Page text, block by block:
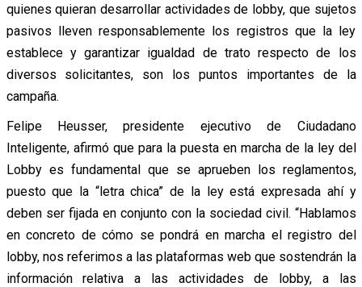
quienes quieran desarrollar actividades de lobby, que sujetos
pasivos lleven responsablemente los registros que la ley
establece y garantizar igualdad de trato respecto de los
diversos solicitantes, son los puntos importantes de la
campaña.
Felipe Heusser, presidente ejecutivo de Ciudadano
Inteligente, afirmó que para la puesta en marcha de la ley del
Lobby es fundamental que se aprueben los reglamentos,
puesto que la “letra chica” de la ley está expresada ahí y
deben ser fijada en conjunto con la sociedad civil. “Hablamos
en concreto de cómo se pondrá en marcha el registro del
lobby, nos referimos a las plataformas web que sostendrán la
información relativa a las actividades de lobby, a las